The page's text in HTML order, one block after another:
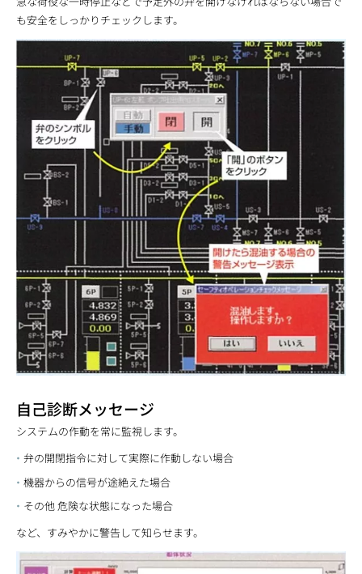
も安全をしっかりチェックします。
自己診断メッセージ
システムの作動を常に監視します。
弁の開閉指令に対して実際に作動しない場合
機器からの信号が途絶えた場合
その他 危険な状態になった場合
など、すみやかに警告して知らせます。